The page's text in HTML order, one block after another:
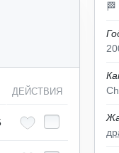
ДЕЙСТВИЯ